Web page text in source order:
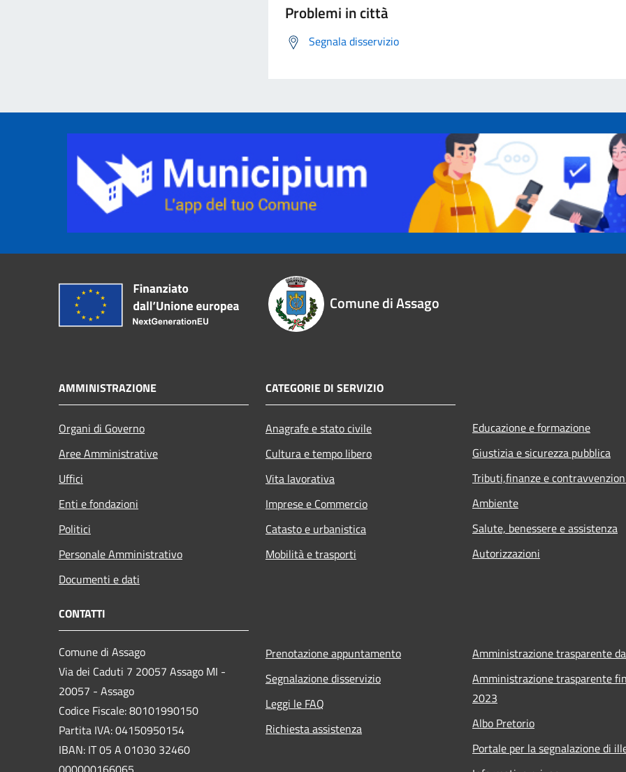
Problemi in città
Segnala disservizio
Comune di Assago
AMMINISTRAZIONE
Organi di Governo
Aree Amministrative
Uffici
Enti e fondazioni
Politici
Personale Amministrativo
Documenti e dati
CATEGORIE DI SERVIZIO
Anagrafe e stato civile
Cultura e tempo libero
Vita lavorativa
Imprese e Commercio
Catasto e urbanistica
Mobilità e trasporti
Educazione e formazione
Giustizia e sicurezza pubblica
Tributi,finanze e
Ambiente
Salute, benessere e assistenza
Autorizzazioni
CONTATTI
Comune di Assago
Via dei Caduti 7 20057 Assago MI -
20057 - Assago
Codice Fiscale: 80101990150
Partita IVA: 04150950154
IBAN: IT 05 A 01030 32460
Prenotazione appuntamento
Segnalazione disservizio
Leggi le FAQ
Richiesta assistenza
Amministrazione trasparente
Amministrazione trasparente
2023
Albo Pretorio
Portale per la segnalazione di